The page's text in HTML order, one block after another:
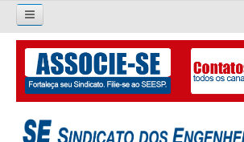
Pesquisar...
O SINDICATO
APRESENTAÇÃO